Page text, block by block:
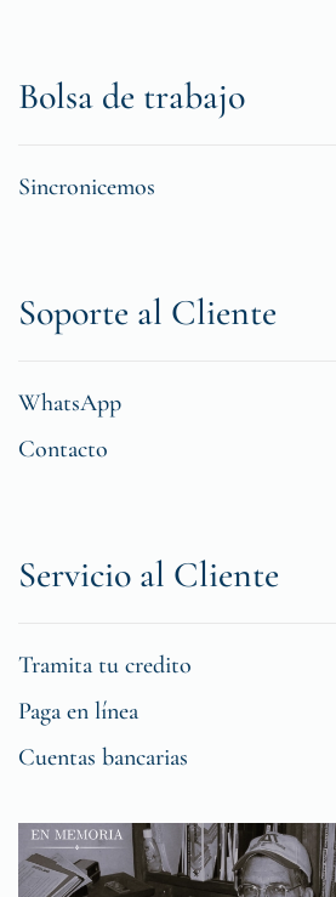
Bolsa de trabajo
Sincronicemos
Soporte al Cliente
WhatsApp
Contacto
Servicio al Cliente
Tramita tu credito
Paga en línea
Cuentas bancarias